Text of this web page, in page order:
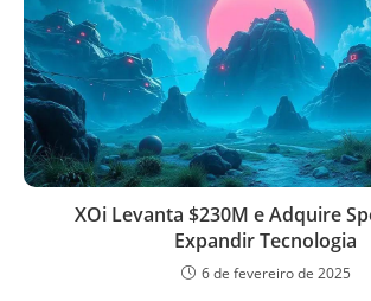
XOi Levanta $230M e Adquire
Expandir Tecnologia
6 de fevereiro de 2025